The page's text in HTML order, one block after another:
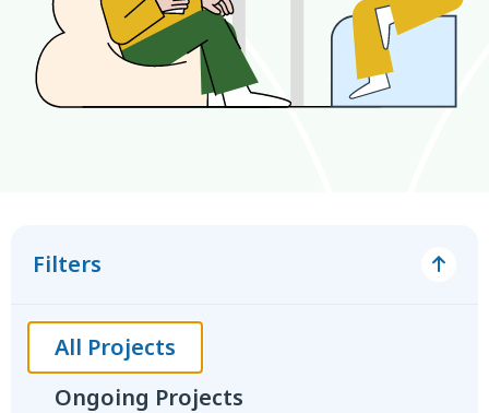
Filters
All Projects
Ongoing Projects